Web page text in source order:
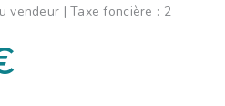
vendeur | Taxe foncière : 2